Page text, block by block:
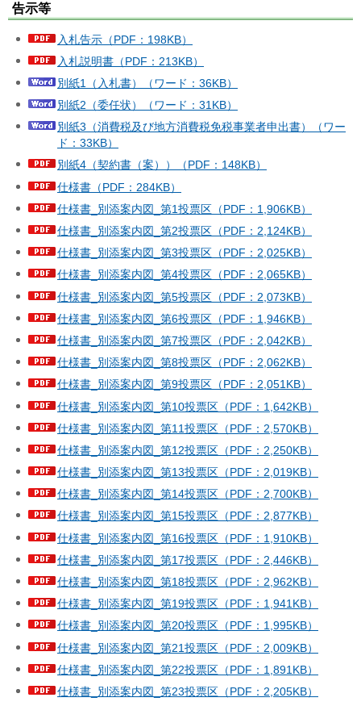
告示等
入札告示（PDF：198KB）
入札説明書（PDF：213KB）
別紙1（入札書）（ワード：36KB）
別紙2（委任状）（ワード：31KB）
別紙3（消費税及び地方消費税免税事業者申出書）（ワー
ド：33KB）
別紙4（契約書（案））（PDF：148KB）
仕様書（PDF：284KB）
仕様書_別添案内図_第1投票区（PDF：1,906KB）
仕様書_別添案内図_第2投票区（PDF：2,124KB）
仕様書_別添案内図_第3投票区（PDF：2,025KB）
仕様書_別添案内図_第4投票区（PDF：2,065KB）
仕様書_別添案内図_第5投票区（PDF：2,073KB）
仕様書_別添案内図_第6投票区（PDF：1,946KB）
仕様書_別添案内図_第7投票区（PDF：2,042KB）
仕様書_別添案内図_第8投票区（PDF：2,062KB）
仕様書_別添案内図_第9投票区（PDF：2,051KB）
仕様書_別添案内図_第10投票区（PDF：1,642KB）
仕様書_別添案内図_第11投票区（PDF：2,570KB）
仕様書_別添案内図_第12投票区（PDF：2,250KB）
仕様書_別添案内図_第13投票区（PDF：2,019KB）
仕様書_別添案内図_第14投票区（PDF：2,700KB）
仕様書_別添案内図_第15投票区（PDF：2,877KB）
仕様書_別添案内図_第16投票区（PDF：1,910KB）
仕様書_別添案内図_第17投票区（PDF：2,446KB）
仕様書_別添案内図_第18投票区（PDF：2,962KB）
仕様書_別添案内図_第19投票区（PDF：1,941KB）
仕様書_別添案内図_第20投票区（PDF：1,995KB）
仕様書_別添案内図_第21投票区（PDF：2,009KB）
仕様書_別添案内図_第22投票区（PDF：1,891KB）
仕様書_別添案内図_第23投票区（PDF：2,205KB）